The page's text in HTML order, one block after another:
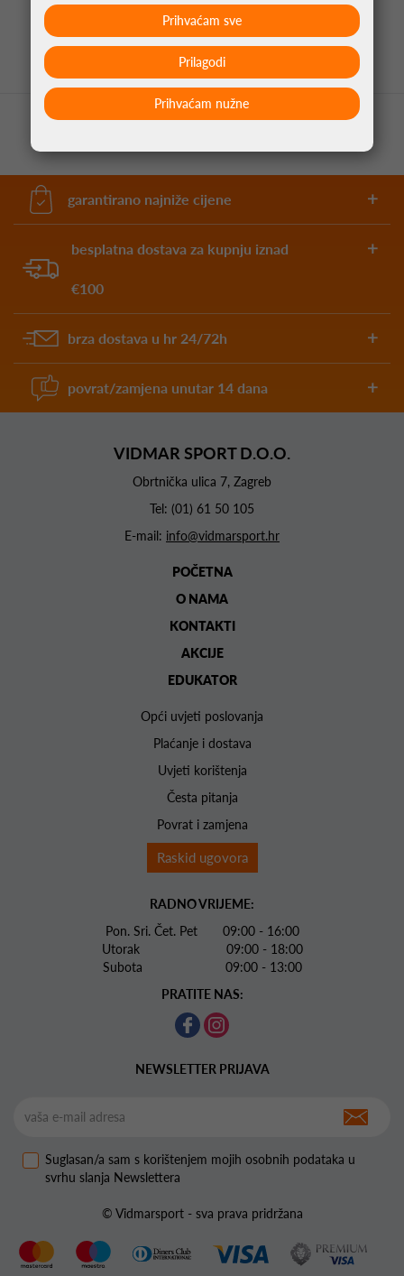
4,00 €
garantirano najniže cijene
besplatna dostava za kupnju iznad
€100
brza dostava u hr 24/72h
povrat/zamjena unutar 14 dana
VIDMAR SPORT D.O.O.
Obrtnička ulica 7, Zagreb
Tel: (01) 61 50 105
E-mail: info@vidmarsport.hr
POČETNA
O NAMA
KONTAKTI
AKCIJE
EDUKATOR
Opći uvjeti poslovanja
Plaćanje i dostava
Uvjeti korištenja
Česta pitanja
Povrat i zamjena
Raskid ugovora
RADNO VRIJEME:
Pon. Sri. Čet. Pet 09:00 - 16:00
Utorak 09:00 - 18:00
Subota 09:00 - 13:00
PRATITE NAS:
NEWSLETTER PRIJAVA
Suglasan/a sam s korištenjem mojih osobnih podataka u
svrhu slanja Newslettera
© Vidmarsport - sva prava pridržana
Prihvaćam nužne
Prilagodi
Prihvaćam sve